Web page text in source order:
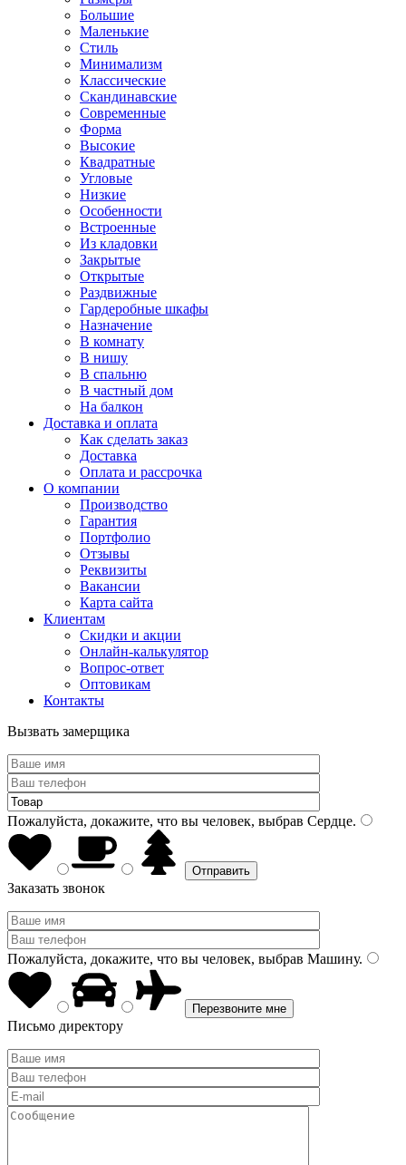
Большие
Маленькие
Стиль
Минимализм
Классические
Скандинавские
Современные
Форма
Высокие
Квадратные
Угловые
Низкие
Особенности
Встроенные
Из кладовки
Закрытые
Открытые
Раздвижные
Гардеробные шкафы
Назначение
В комнату
В нишу
В спальню
В частный дом
На балкон
Доставка и оплата
Как сделать заказ
Доставка
Оплата и рассрочка
О компании
Производство
Гарантия
Портфолио
Отзывы
Реквизиты
Вакансии
Карта сайта
Клиентам
Скидки и акции
Онлайн-калькулятор
Вопрос-ответ
Оптовикам
Контакты
Вызвать замерщика
Пожалуйста, докажите, что вы человек, выбрав Сердце.
Заказать звонок
Пожалуйста, докажите, что вы человек, выбрав Машину.
Письмо директору